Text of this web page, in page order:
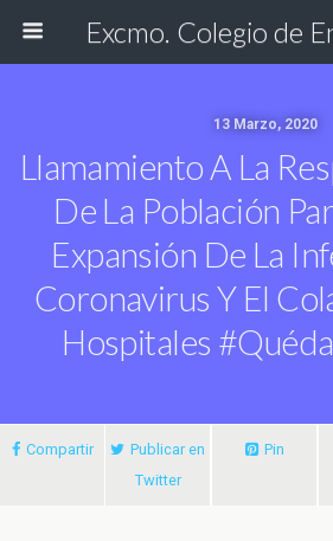
13 Marzo, 2020
Llamamiento A La
De La Población
Expansión De La
Coronavirus Y El
Hospitales
Compartir
Publicar en
Twitter
Pin